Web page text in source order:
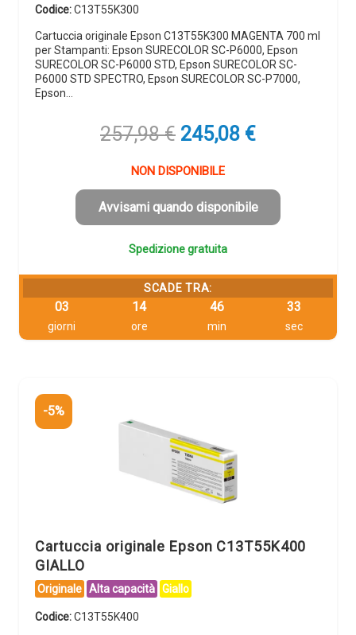
Codice:C13T55K300
Cartuccia originale Epson C13T55K300 MAGENTA 700 ml
per Stampanti: Epson SURECOLOR SC-P6000, Epson
SURECOLOR SC-P6000 STD, Epson SURECOLOR SC-
P6000 STD SPECTRO, Epson SURECOLOR SC-P7000,
Epson…
257,98€ Il
originale
era:
257,98 €.
245,08 €Il
è:
245,08 €.
NON DISPONIBILE
Avvisami quando disponibile
Spedizione gratuita
SCADE TRA:
03
giorni
14
ore
46
min
32
sec
-5%
Cartuccia originale Epson C13T55K400
GIALLO
Originale Alta capacità Giallo
Codice:C13T55K400